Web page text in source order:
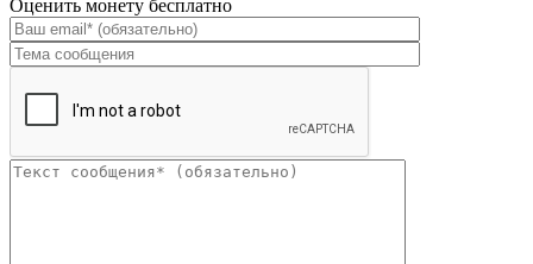
Оценить монету бесплатно